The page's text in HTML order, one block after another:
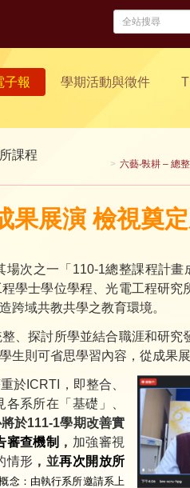
子報 學期活動與徵件
課程
六藝‧斅耕 – 總
果展演 檢視奠
次之一「110-1總整課程計
學士學位學程、光電工程研究
跨域共教共學之教育環境。
、探討所學並結合職涯和研
則可省思學習內容，從成果
於ICRTI，即整合、
系所在「基礎」、
於111-1學期改善實
審查機制 ， 加強審視
情形 ，並再次開放所
念：由執行系所邀請系上